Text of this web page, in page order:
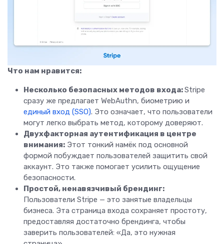
Что нам нравится:
Несколько безопасных методов входа:Stripe
сразу же предлагает WebAuthn, биометрию и
единый вход (SSO). Это означает, что пользователи
могут легко выбрать метод, которому доверяют.
Двухфакторная аутентификация в центре
внимания: Этот тонкий намёк под основной
формой побуждает пользователей защитить свой
аккаунт. Это также помогает усилить ощущение
безопасности.
Простой, ненавязчивый брендинг:
Пользователи Stripe — это занятые владельцы
бизнеса. Эта страница входа сохраняет простоту,
предоставляя достаточно брендинга, чтобы
заверить пользователей: «Да, это нужная